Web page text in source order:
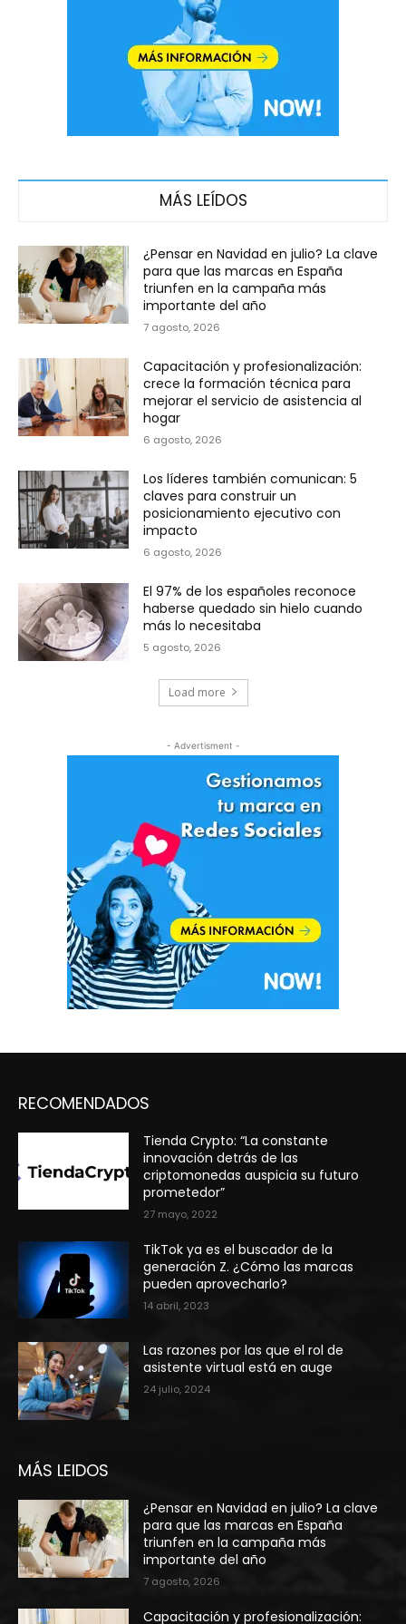
MÁS LEÍDOS
¿Pensar en Navidad en julio? La clave
para que las marcas en España
triunfen en la campaña más
importante del año
7 agosto, 2026
Capacitación y profesionalización:
crece la formación técnica para
mejorar el servicio de asistencia al
hogar
6 agosto, 2026
Los líderes también comunican: 5
claves para construir un
posicionamiento ejecutivo con
impacto
6 agosto, 2026
El 97% de los españoles reconoce
haberse quedado sin hielo cuando
más lo necesitaba
5 agosto, 2026
Load more
- Advertisment -
RECOMENDADOS
Tienda Crypto: “La constante
innovación detrás de las
criptomonedas auspicia su futuro
prometedor”
27 mayo, 2022
TikTok ya es el buscador de la
generación Z. ¿Cómo las marcas
pueden aprovecharlo?
14 abril, 2023
Las razones por las que el rol de
asistente virtual está en auge
24 julio, 2024
MÁS LEIDOS
¿Pensar en Navidad en julio? La clave
para que las marcas en España
triunfen en la campaña más
importante del año
7 agosto, 2026
Capacitación y profesionalización: